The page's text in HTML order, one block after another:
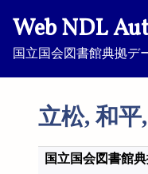
Web NDL
国立国会図書館典拠デ
立松, 和平
国立国会図書館